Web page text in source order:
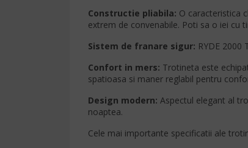
Constructie pliabila: O caracteristica
extrem de convenabile. Poti sa o iei cu
Sistem de franare sigur: RYDE
Confort in mers: Trotineta este
spatioasa si maner reglabil pentru
Design modern: Aspectul elegant al
noaptea.
Cele mai importante specificatii ale